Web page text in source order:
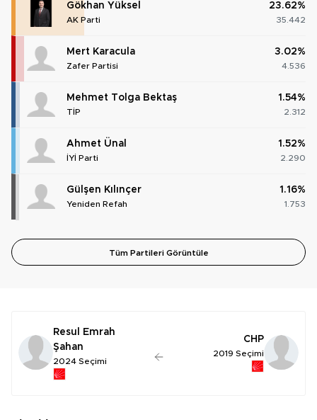
Gökhan Yüksel
AK Parti
23.62%
35.442
Mert Karacula
Zafer Partisi
3.02%
4.536
Mehmet Tolga Bektaş
TİP
1.54%
2.312
Ahmet Ünal
İYİ Parti
1.52%
2.290
Gülşen Kılınçer
Yeniden Refah
1.16%
1.753
Tüm Partileri Görüntüle
Resul Emrah
Şahan
2024 Seçimi
CHP
2019 Seçimi